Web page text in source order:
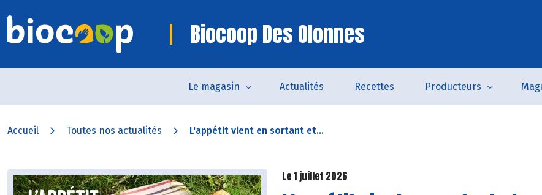
Biocoop Des Olonnes
Le magasin Actualités Recettes Producteurs
Accueil Toutes nos actualités L'appétit vient en sortant et...
Le 1 juillet 2026